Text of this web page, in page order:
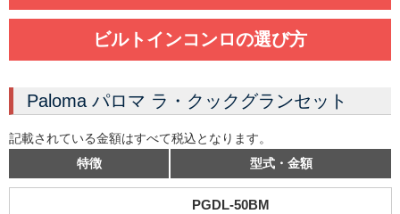
ビルトインコンロの選び方
Paloma パロマ ラ・クックグランセット
記載されている金額はすべて税込となります。
特徴
型式・金額
PGDL-50BM